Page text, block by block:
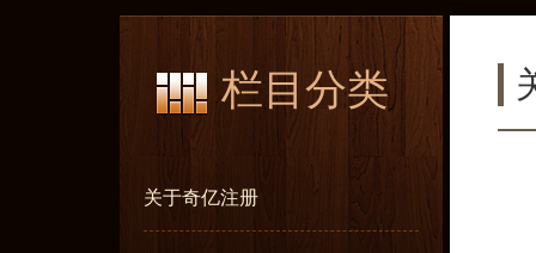
栏目分类
关于奇亿注册